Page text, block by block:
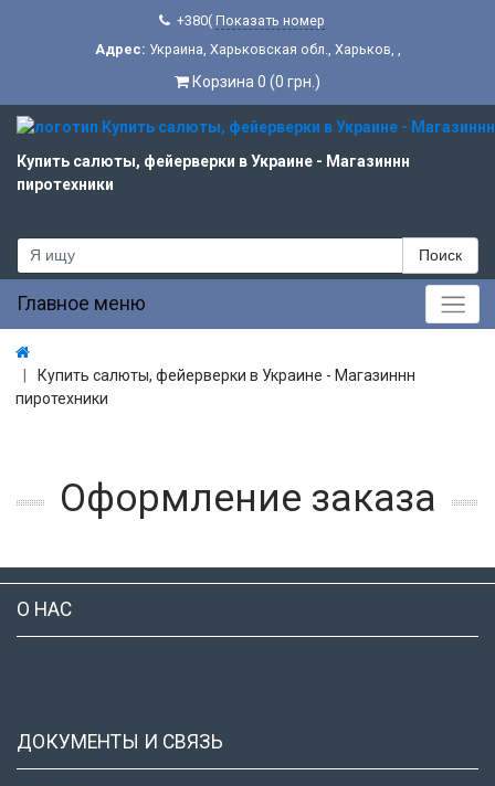
+380( Показать номер
Адрес: Украина, Харьковская обл., Харьков, ,
Корзина 0 (0 грн.)
Купить салюты, фейерверки в Украине - Магазиннн
пиротехники
Поиск
Главное меню
Купить салюты, фейерверки в Украине - Магазиннн
пиротехники
Оформление заказа
О НАС
ДОКУМЕНТЫ И СВЯЗЬ